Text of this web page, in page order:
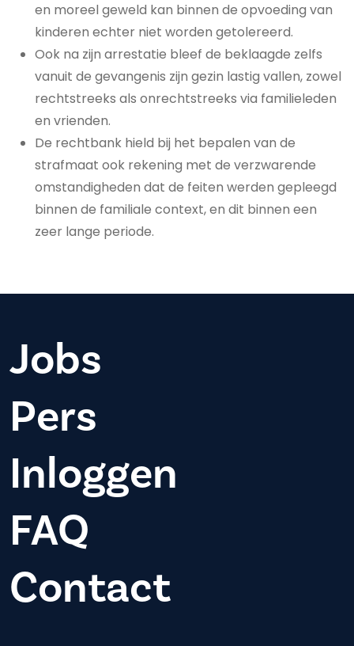
en moreel geweld kan binnen de opvoeding van
kinderen echter niet worden getolereerd.
Ook na zijn arrestatie bleef de beklaagde zelfs
vanuit de gevangenis zijn gezin lastig vallen, zowel
rechtstreeks als onrechtstreeks via familieleden
en vrienden.
De rechtbank hield bij het bepalen van de
strafmaat ook rekening met de verzwarende
omstandigheden dat de feiten werden gepleegd
binnen de familiale context, en dit binnen een
zeer lange periode.
Jobs
Pers
Inloggen
FAQ
Contact